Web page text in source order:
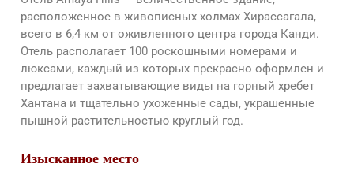
расположенное в живописных холмах Хирассагала,
всего в 6,4 км от оживленного центра города Канди.
Отель располагает 100 роскошными номерами и
люксами, каждый из которых прекрасно оформлен и
предлагает захватывающие виды на горный хребет
Хантана и тщательно ухоженные сады, украшенные
пышной растительностью круглый год.
Изысканное место